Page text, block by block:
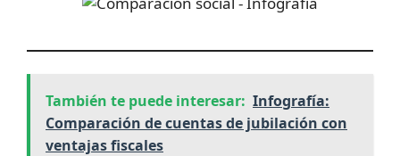
También te puede interesar: Infografía:
Comparación de cuentas de jubilación con
ventajas fiscales